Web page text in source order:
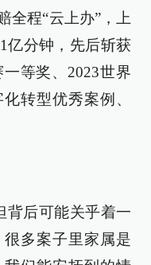
全程“云上办”，上
亿分钟，先后斩获
等奖、2023世界
转型优秀案例、
背后可能关乎着一
多案子里家属是